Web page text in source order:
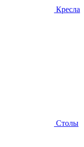
Кресла
Столы